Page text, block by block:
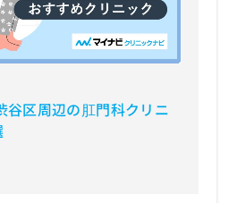
谷区周辺の肛門科クリニ